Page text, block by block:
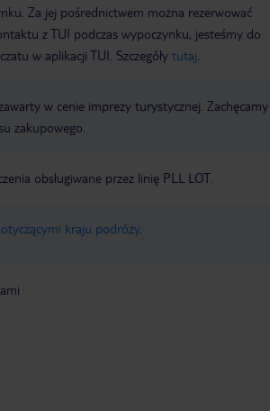
Za jej pośrednictwem można rezerwować
z TUI podczas wypoczynku, jesteśmy do
w aplikacji TUI. Szczegóły tutaj
w cenie imprezy turystycznej. Zachęcamy
zakupowego.
obsługiwane przez linię PLL LOT.
kraju podróży.